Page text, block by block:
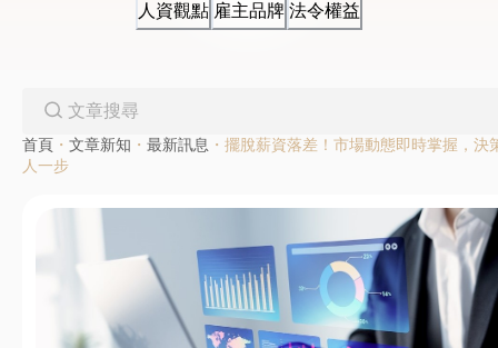
人資觀點 雇主品牌 法令權益
首頁 ・ 文章新知 ・ 最新訊息 ・ 擺脫薪資落差！市場動態即時掌握，決
人一步